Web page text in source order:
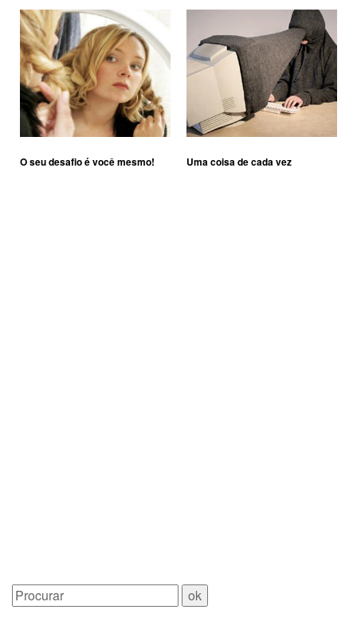
O seu desafio é você mesmo! Uma coisa de cada vez